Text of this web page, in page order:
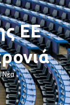
ΕΕ
,Νέα